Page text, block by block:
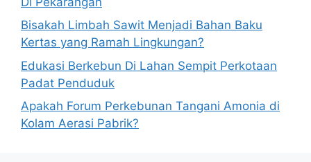
Bisakah Limbah Sawit Menjadi Bahan Baku
Kertas yang Ramah Lingkungan?
Edukasi Berkebun Di Lahan Sempit Perkotaan
Padat Penduduk
Apakah Forum Perkebunan Tangani Amonia di
Kolam Aerasi Pabrik?